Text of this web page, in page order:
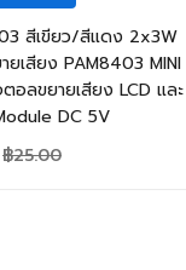
สีเขียว/สีแดง 2x3W
ยเสียง PAM8403 MINI
อลขยายเสียง LCD และ
DC 5V
฿25.00